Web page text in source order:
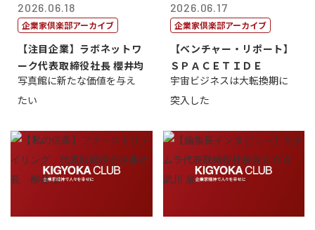
2026.06.18
企業家倶楽部アーカイブ
【注目企業】ラボネットワ
ーク代表取締役社長 櫻井均
写真館に新たな価値を与え
たい
2026.06.17
企業家倶楽部アーカイブ
【ベンチャー・リポート】
ＳＰＡＣＥＴＩＤＥ
宇宙ビジネスは大転換期に
突入した